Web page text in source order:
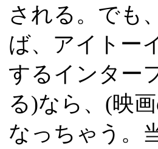
される。でも
ば、アイトー
するインター
る)なら、(映
なっちゃう。